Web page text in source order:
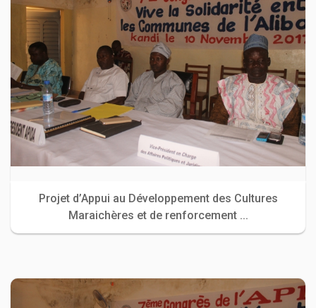
Projet d’Appui au Développement des Cultures
Maraichères et de renforcement ...